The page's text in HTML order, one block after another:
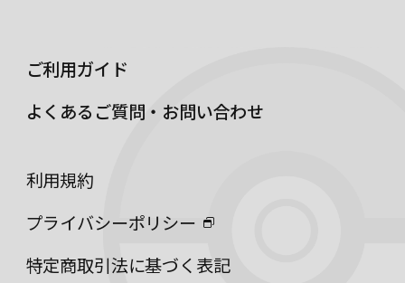
ご利用ガイド
よくあるご質問・お問い合わせ
利用規約
プライバシーポリシー
特定商取引法に基づく表記